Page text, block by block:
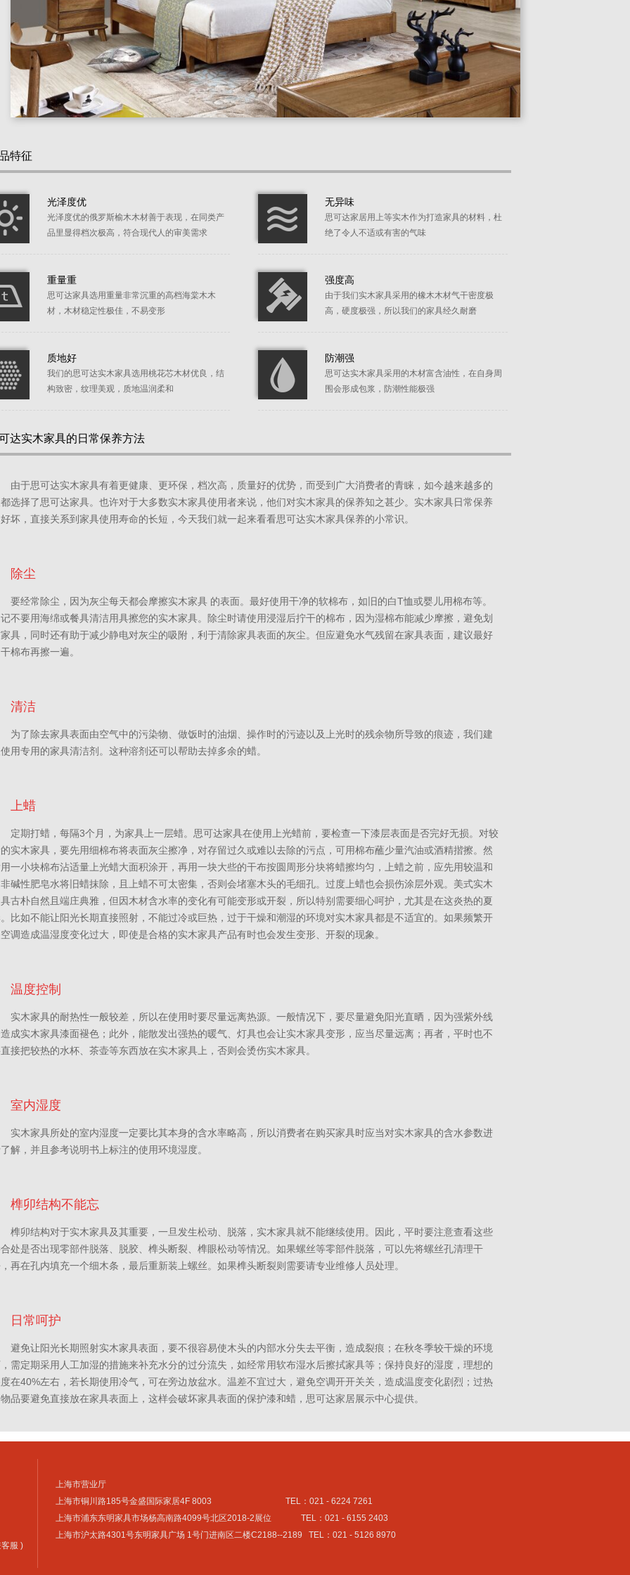
特征
光泽度优
光泽度优的俄罗斯榆木木材善于表现，在同类产
品里显得档次极高，符合现代人的审美需求
无异味
思可达家居用上等实木作为打造家具的材料，杜
绝了令人不适或有害的气味
重量重
思可达家具选用重量非常沉重的高档海棠木木
材，木材稳定性极佳，不易变形
强度高
由于我们实木家具采用的橡木木材气干密度极
高，硬度极强，所以我们的家具经久耐磨
质地好
我们的思可达实木家具选用桃花芯木材优良，结
构致密，纹理美观，质地温润柔和
防潮强
思可达实木家具采用的木材富含油性，在自身周
围会形成包浆，防潮性能极强
达实木家具的日常保养方法
由于思可达实木家具有着更健康、更环保，档次高，质量好的优势，而受到广大消费者的青睐，如今越来越多的
选择了思可达家具。也许对于大多数实木家具使用者来说，他们对实木家具的保养知之甚少。实木家具日常保养
坏，直接关系到家具使用寿命的长短，今天我们就一起来看看思可达实木家具保养的小常识。
除尘
要经常除尘，因为灰尘每天都会摩擦实木家具 的表面。最好使用干净的软棉布，如旧的白T恤或婴儿用棉布等。
不要用海绵或餐具清洁用具擦您的实木家具。除尘时请使用浸湿后拧干的棉布，因为湿棉布能减少摩擦，避免划
具，同时还有助于减少静电对灰尘的吸附，利于清除家具表面的灰尘。但应避免水气残留在家具表面，建议最好
棉布再擦一遍。
清洁
为了除去家具表面由空气中的污染物、做饭时的油烟、操作时的污迹以及上光时的残余物所导致的痕迹，我们建
用专用的家具清洁剂。这种溶剂还可以帮助去掉多余的蜡。
上蜡
定期打蜡，每隔3个月，为家具上一层蜡。思可达家具在使用上光蜡前，要检查一下漆层表面是否完好无损。对较
实木家具，要先用细棉布将表面灰尘擦净，对存留过久或难以去除的污点，可用棉布蘸少量汽油或酒精揩擦。然
一小块棉布沾适量上光蜡大面积涂开，再用一块大些的干布按圆周形分块将蜡擦均匀，上蜡之前，应先用较温和
碱性肥皂水将旧蜡抹除，且上蜡不可太密集，否则会堵塞木头的毛细孔。过度上蜡也会损伤涂层外观。美式实木
古朴自然且端庄典雅，但因木材含水率的变化有可能变形或开裂，所以特别需要细心呵护，尤其是在这炎热的夏
比如不能让阳光长期直接照射，不能过冷或巨热，过于干燥和潮湿的环境对实木家具都是不适宜的。如果频繁开
调造成温湿度变化过大，即使是合格的实木家具产品有时也会发生变形、开裂的现象。
温度控制
实木家具的耐热性一般较差，所以在使用时要尽量远离热源。一般情况下，要尽量避免阳光直晒，因为强紫外线
成实木家具漆面褪色；此外，能散发出强热的暖气、灯具也会让实木家具变形，应当尽量远离；再者，平时也不
接把较热的水杯、茶壶等东西放在实木家具上，否则会烫伤实木家具。
室内湿度
实木家具所处的室内湿度一定要比其本身的含水率略高，所以消费者在购买家具时应当对实木家具的含水参数进
解，并且参考说明书上标注的使用环境湿度。
榫卯结构不能忘
榫卯结构对于实木家具及其重要，一旦发生松动、脱落，实木家具就不能继续使用。因此，平时要注意查看这些
处是否出现零部件脱落、脱胶、榫头断裂、榫眼松动等情况。如果螺丝等零部件脱落，可以先将螺丝孔清理干
再在孔内填充一个细木条，最后重新装上螺丝。如果榫头断裂则需要请专业维修人员处理。
日常呵护
避免让阳光长期照射实木家具表面，要不很容易使木头的内部水分失去平衡，造成裂痕；在秋冬季较干燥的环境
需定期采用人工加湿的措施来补充水分的过分流失，如经常用软布湿水后擦拭家具等；保持良好的湿度，理想的
在40%左右，若长期使用冷气，可在旁边放盆水。温差不宜过大，避免空调开开关关，造成温度变化剧烈；过热
品要避免直接放在家具表面上，这样会破坏家具表面的保护漆和蜡，思可达家居展示中心提供。
服 )
上海市营业厅
上海市铜川路185号金盛国际家居4F 8003 TEL：021 - 6224 7261
上海市浦东东明家具市场杨高南路4099号北区2018-2展位 TEL：021 - 6155 2403
上海市沪太路4301号东明家具广场 1号门进南区二楼C2188--2189 TEL：021 - 5126 8970